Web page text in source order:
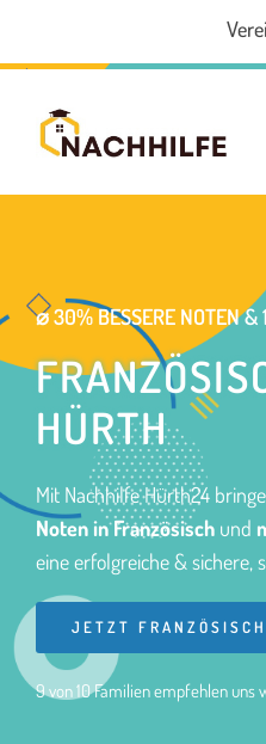
⌀ 30% BESSERE NOTEN &
HÜRTH
Mit Nachhilfe Hürth24
Noten in Französisch und
eine erfolgreiche & sichere,
JETZT
9 von 10 Familien empfehlen uns